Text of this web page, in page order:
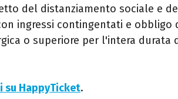
del distanziamento sociale e
ingressi contingentati e obbligo
o superiore per l'intera durata
HappyTicket.